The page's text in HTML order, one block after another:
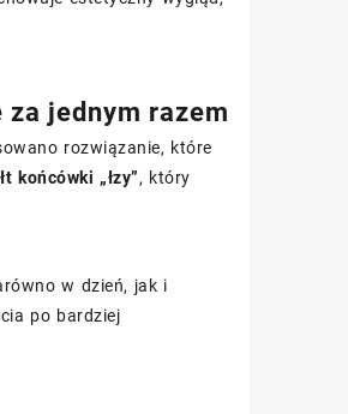
jednym razem
rozwiązanie, które
końcówki „łzy”, który
w dzień, jak i
po bardziej